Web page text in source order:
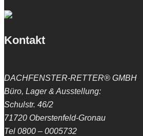
Kontakt
DACHFENSTER-RETTER® GMBH
Büro, Lager & Ausstellung:
Schulstr. 46/2
71720 Oberstenfeld-Gronau
Tel 0800 – 0005732